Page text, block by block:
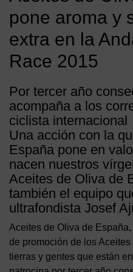
pone aroma y
extra en la
Race 2015
Por tercer año
acompaña a los
ciclista internacional
Una acción con la
España pone en
nacen nuestros
Aceites de Oliva de
también el equipo
ultrafondista Josef
Aceites de Oliva de
de promoción de los
tierras y gentes que están